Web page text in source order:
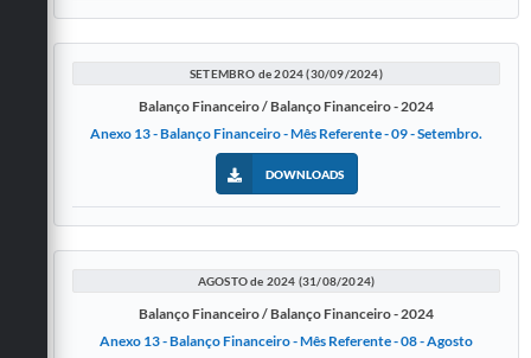
SETEMBRO de 2024 (30/09/2024)
Balanço Financeiro / Balanço Financeiro - 2024
Anexo 13 - Balanço Financeiro - Mês Referente - 09 - Setembro.
DOWNLOADS
AGOSTO de 2024 (31/08/2024)
Balanço Financeiro / Balanço Financeiro - 2024
Anexo 13 - Balanço Financeiro - Mês Referente - 08 - Agosto